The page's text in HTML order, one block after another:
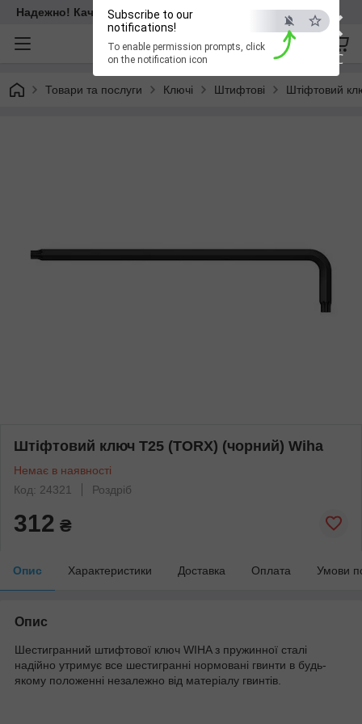
×
ESC
Subscribe to our
notifications!
To enable permission prompts, click
on the notification icon
Надежно! Качественно! Для всех!
Товари та послуги Ключі Штифтові Штіфтовий
Штіфтовий ключ T25 (TORX) (чорний) Wiha
Немає в наявності
Код: 24321
Роздріб
312 ₴
Опис Характеристики Доставка Оплата Умови
Опис
Шестигранний штифтової ключ WIHA з пружинної сталі
надійно утримує все шестигранні нормовані гвинти в будь-
якому положенні незалежно від матеріалу гвинтів.